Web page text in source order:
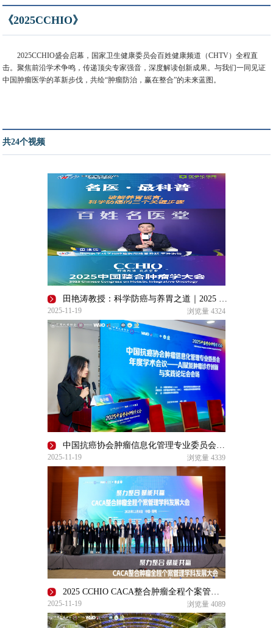
《2025CCHIO》
2025CCHIO盛会启幕，国家卫生健康委员会百姓健康频道（CHTV）全程直
击。聚焦前沿学术争鸣，传递顶尖专家强音，深度解读创新成果。与我们一同见证
中国肿瘤医学的革新步伐，共绘“肿瘤防治，赢在整合”的未来蓝图。
共24个视频
田艳涛教授：科学防癌与养胃之道｜2025 CCHIO专访
2025-11-19 浏览量 4324
中国抗癌协会肿瘤信息化管理专业委员会2025年度学术会议暨
2025-11-19 浏览量 4339
2025 CCHIO CACA整合肿瘤全程个案管理学科发展大会在昆明召开
2025-11-19 浏览量 4089